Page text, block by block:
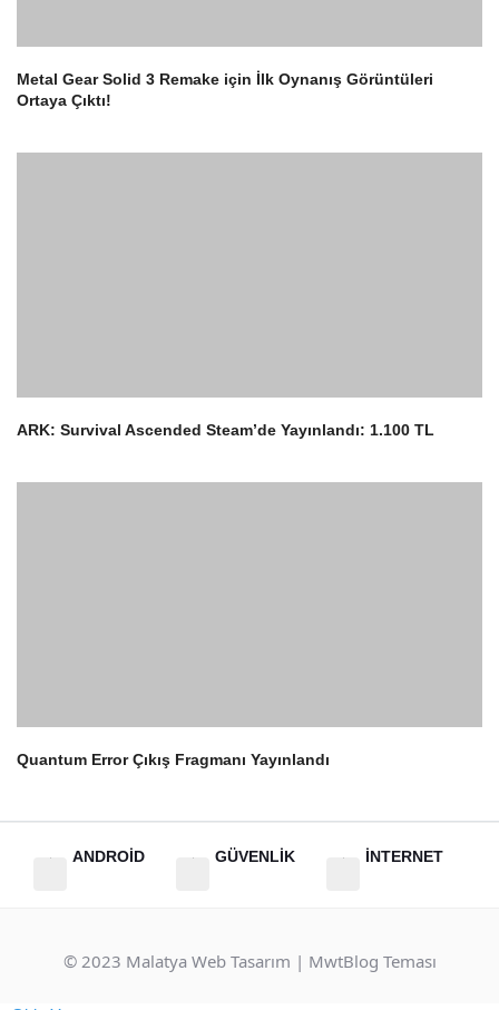
2
Metal Gear Solid 3 Remake için İlk Oynanış Görüntüleri
Ortaya Çıktı!
ARK: Survival Ascended Steam’de Yayınlandı: 1.100 TL
Quantum Error Çıkış Fragmanı Yayınlandı
ANDROİD GÜVENLİK İNTERNET
© 2023 Malatya Web Tasarım | MwtBlog Teması